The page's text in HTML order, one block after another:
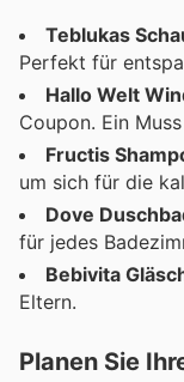
Teblukas
Perfekt für
Hallo Welt
Coupon. Ein
Fructis
um sich für die
Dove
für jedes
Bebivita
Eltern.
Planen Sie